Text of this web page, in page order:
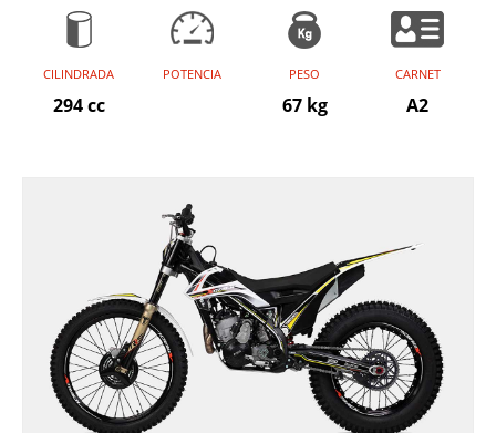
CILINDRADA
294 cc
POTENCIA PESO
67 kg
CARNET
A2